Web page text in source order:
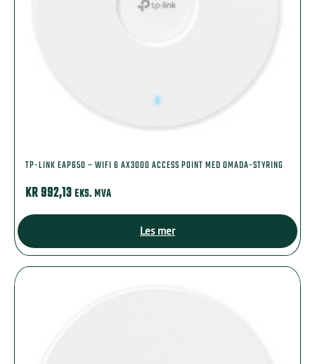
TP-LINK EAP650 – WIFI 6 AX3000 ACCESS POINT MED OMADA-STYRING
KR992,13EKS. MVA
Les mer